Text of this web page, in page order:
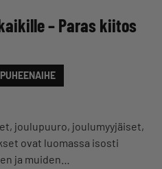
– Paras kiitos
joulupuuro, joulumyyjäiset,
ovat luomassa isosti
ja muiden…